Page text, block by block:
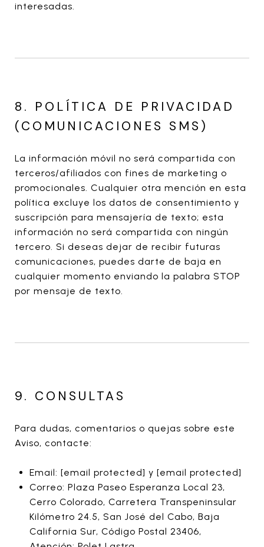
interesadas.
8. POLÍTICA DE PRIVACIDAD
(COMUNICACIONES SMS)
La información móvil no será compartida con
terceros/afiliados con fines de marketing o
promocionales. Cualquier otra mención en esta
política excluye los datos de consentimiento y
suscripción para mensajería de texto; esta
información no será compartida con ningún
tercero. Si deseas dejar de recibir futuras
comunicaciones, puedes darte de baja en
cualquier momento enviando la palabra STOP
por mensaje de texto.
9. CONSULTAS
Para dudas, comentarios o quejas sobre este
Aviso, contacte:
Email: [email protected] y [email protected]
Correo: Plaza Paseo Esperanza Local 23,
Cerro Colorado, Carretera Transpeninsular
Kilómetro 24.5, San José del Cabo, Baja
California Sur, Código Postal 23406,